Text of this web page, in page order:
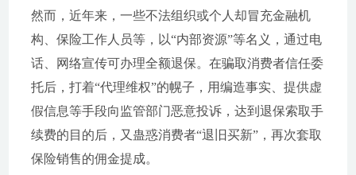
然而，近年来，一些不法组织或个人却冒充金融机
构、保险工作人员等，以“内部资源”等名义，通过电
话、网络宣传可办理全额退保。在骗取消费者信任委
托后，打着“代理维权”的幌子，用编造事实、提供虚
假信息等手段向监管部门恶意投诉，达到退保索取手
续费的目的后，又蛊惑消费者“退旧买新”，再次套取
保险销售的佣金提成。